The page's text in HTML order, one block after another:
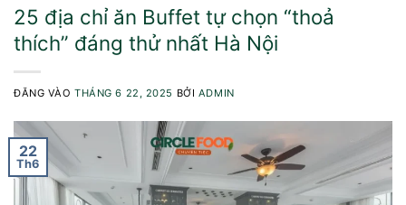
25 địa chỉ ăn Buffet tự chọn “thoả
thích” đáng thử nhất Hà Nội
ĐĂNG VÀOTHÁNG 6 22, 2025 BỞI ADMIN
22
Th6